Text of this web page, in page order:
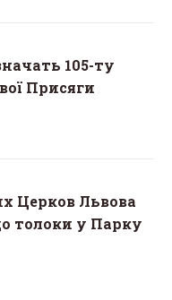
105-ту
Присяги
Церков Львова
толоки у Парку